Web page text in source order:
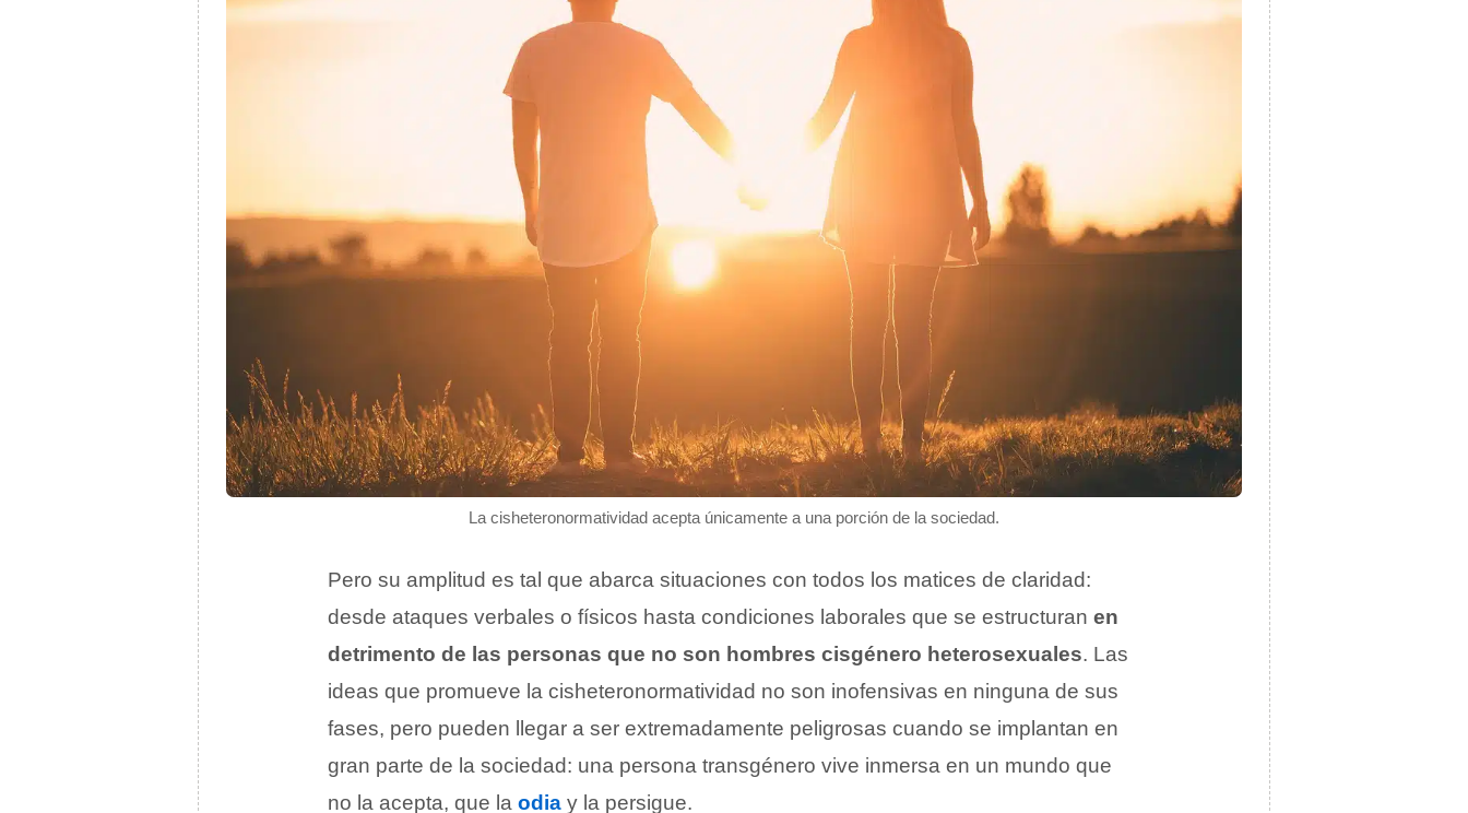
La cisheteronormatividad acepta únicamente a una porción de la sociedad.
Pero su amplitud es tal que abarca situaciones con todos los matices de claridad:
desde ataques verbales o físicos hasta condiciones laborales que se estructuran en
detrimento de las personas que no son hombres cisgénero heterosexuales. Las
ideas que promueve la cisheteronormatividad no son inofensivas en ninguna de sus
fases, pero pueden llegar a ser extremadamente peligrosas cuando se implantan en
gran parte de la sociedad: una persona transgénero vive inmersa en un mundo que
no la acepta, que la odia y la persigue.